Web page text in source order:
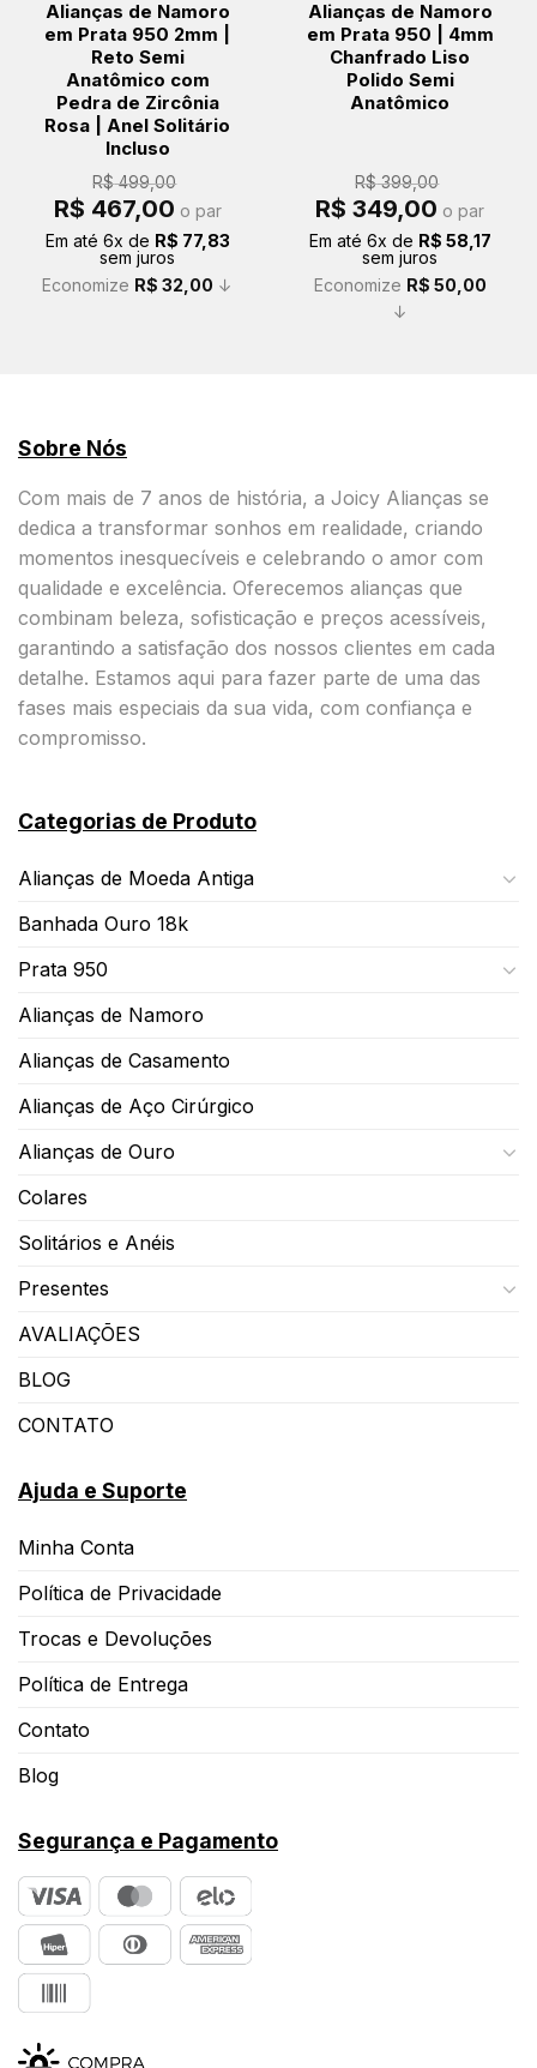
Alianças de Namoro
em Prata 950 2mm |
Reto Semi
Anatômico com
Pedra de Zircônia
Rosa | Anel Solitário
Incluso
R$499,00
O
preço
era:
R$ 499,00.
R$ 467,00preço
é:
R$ 467,00.
o par
Em até 6x de R$ 77,83
sem juros
Economize R$ 32,00 ↓
Alianças de Namoro
em Prata 950 | 4mm
Chanfrado Liso
Polido Semi
Anatômico
R$399,00
O
preço
era:
R$ 399,00.
R$ 349,00 preço
é:
o par
Em até 6x de R$ 58,17
sem juros
Economize R$ 50,00
↓
Sobre Nós
Com mais de 7 anos de história, a Joicy Alianças se
dedica a transformar sonhos em realidade, criando
momentos inesquecíveis e celebrando o amor com
qualidade e excelência. Oferecemos alianças que
combinam beleza, sofisticação e preços acessíveis,
garantindo a satisfação dos nossos clientes em cada
detalhe. Estamos aqui para fazer parte de uma das
fases mais especiais da sua vida, com confiança e
compromisso.
Categorias de Produto
Alianças de Moeda Antiga
Banhada Ouro 18k
Prata 950
Alianças de Namoro
Alianças de Casamento
Alianças de Aço Cirúrgico
Alianças de Ouro
Colares
Solitários e Anéis
Presentes
AVALIAÇÕES
BLOG
CONTATO
Ajuda e Suporte
Minha Conta
Política de Privacidade
Trocas e Devoluções
Política de Entrega
Contato
Blog
Segurança e Pagamento